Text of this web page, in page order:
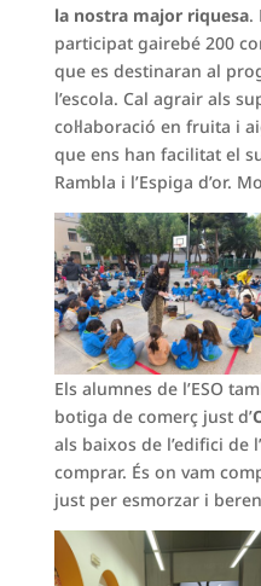
la nostra major riquesa.
participat gairebé 200
que es destinaran al
l’escola. Cal agrair als
col·laboració en fruita i
que ens han facilitat el
Rambla i l’Espiga d’or.
Els alumnes de l’ESO
botiga de comerç just d’
als baixos de l’edifici de
comprar. És on vam
just per esmorzar i